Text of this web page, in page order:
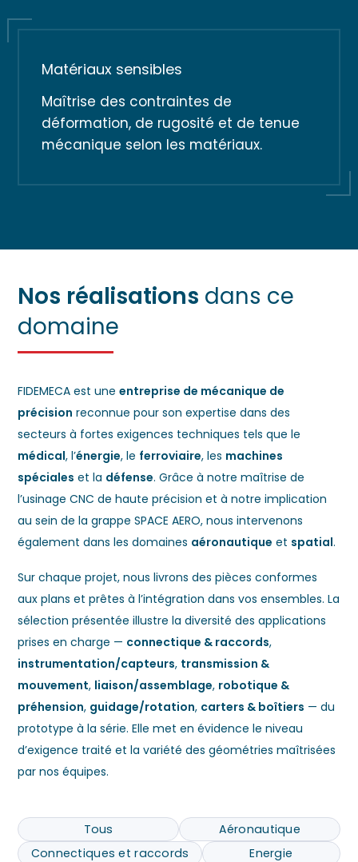
Matériaux sensibles
Maîtrise des contraintes de
déformation, de rugosité et de tenue
mécanique selon les matériaux.
Nos réalisations dans ce
domaine
FIDEMECA est uneentreprise de mécanique de
précision reconnue pour son expertise dans des
secteurs à fortes exigences techniques tels que le
médical, l’énergie, le ferroviaire, les machines
spéciales et la défense. Grâce à notre maîtrise de
l’usinage CNC de haute précision et à notre implication
au sein de la grappe SPACE AERO, nous intervenons
également dans les domaines aéronautique et spatial.
Sur chaque projet, nous livrons des pièces conformes
aux plans et prêtes à l’intégration dans vos ensembles. La
sélection présentée illustre la diversité des applications
prises en charge — connectique & raccords,
instrumentation/capteurs, transmission &
mouvement, liaison/assemblage, robotique &
préhension, guidage/rotation, carters & boîtiers — du
prototype à la série. Elle met en évidence le niveau
d’exigence traité et la variété des géométries maîtrisées
par nos équipes.
Tous
Aéronautique
Connectiques et raccords
Energie